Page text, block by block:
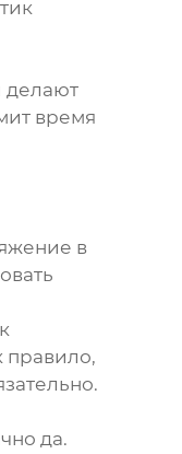
делают
время
в
правило,
да.